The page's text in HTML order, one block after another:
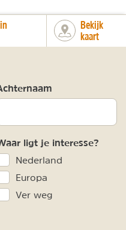
Bekijk
kaart
ligt je interesse?
Nederland
Europa
Ver weg